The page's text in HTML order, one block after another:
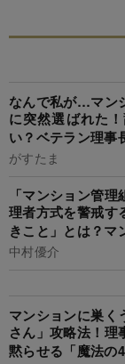
なんで私が…マン
に突然選ばれた
い？ベテラン理事
がすたま
「マンション管
理者方式を警戒す
きこと」とは？マ
中村優介
マンションに巣く
さん」攻略法！
黙らせる「魔法の